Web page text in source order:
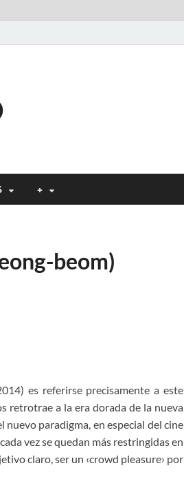
+
beom)
es referirse precisamente a este
retrotrae a la era dorada de la nueva
nuevo paradigma, en especial del cine
vez se quedan más restringidas en
claro, ser un ‹crowd pleasure› por